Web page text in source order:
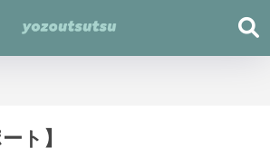
ト】